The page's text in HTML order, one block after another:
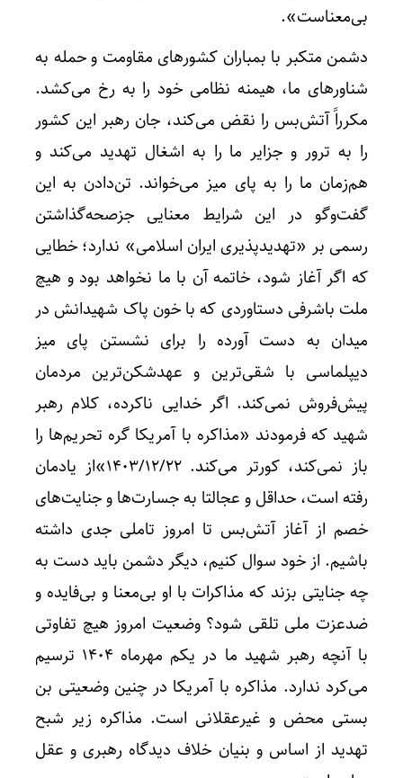
بی‌معناست».
دشمن متکبر با بمباران کشورهای مقاومت و حمله به
شناورهای ما، هیمنه نظامی خود را به رخ می‌کشد.
مکرراً آتش‌بس را نقض می‌کند، جان رهبر این کشور
را به ترور و جزایر ما را به اشغال تهدید می‌کند و
هم‌زمان ما را به پای میز می‌خواند. تن‌دادن به این
گفت‌وگو در این شرایط معنایی جزصحه‌گذاشتن
رسمی بر «تهدیدپذیری ایران اسلامی» ندارد؛ خطایی
که اگر آغاز شود، خاتمه آن با ما نخواهد بود و هیچ
ملت باشرفی دستاوردی که با خون پاک شهیدانش در
میدان به دست آورده را برای نشستن پای میز
دیپلماسی با شقی‌ترین و عهدشکن‌ترین مردمان
پیش‌فروش نمی‌کند. اگر خدایی ناکرده، کلام رهبر
شهید که فرمودند «مذاکره با آمریکا گره تحریم‌ها را
باز نمی‌کند، کورتر می‌کند. ۱۴۰۳/۱۲/۲۲»از یادمان
رفته است، حداقل و عجالتا به جسارت‌ها و جنایت‌های
خصم از آغاز آتش‌بس تا امروز تاملی جدی داشته
باشیم. از خود سوال کنیم، دیگر دشمن باید دست به
چه جنایتی بزند که مذاکرات با او بی‌معنا و بی‌فایده و
ضدعزت ملی تلقی شود؟ وضعیت امروز هیچ تفاوتی
با آنچه رهبر شهید ما در یکم مهرماه ۱۴۰۴ ترسیم
می‌کرد ندارد. مذاکره با آمریکا در چنین وضعیتی بن
بستی محض و غیرعقلانی است. مذاکره زیر شبح
تهدید از اساس و بنیان خلاف دیدگاه رهبری و عقل